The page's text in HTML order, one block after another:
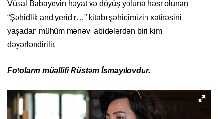
Vüsal Babayevin həyat və döyüş yoluna həsr olunan
“Şəhidlik and yeridir…” kitabı şəhidimizin xatirəsini
yaşadan mühüm mənəvi abidələrdən biri kimi
dəyərləndirilir.
Fotoların müəllifi Rüstəm İsmayılovdur.